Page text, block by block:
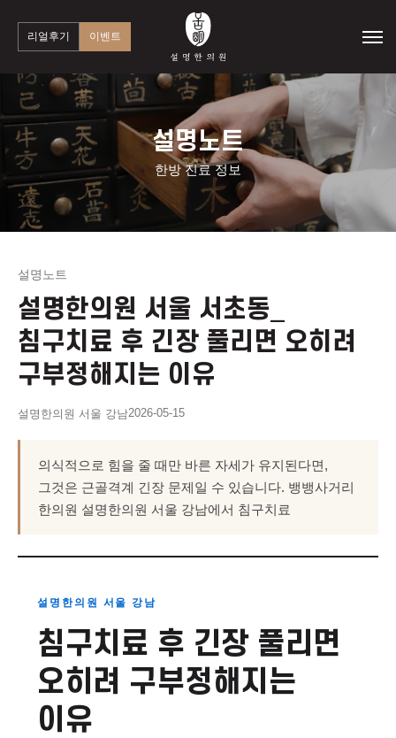
리얼후기 이벤트
설명노트
한방 진료 정보
설명노트
설명한의원 서울 서초동_
침구치료 후 긴장 풀리면 오히려
구부정해지는 이유
설명한의원 서울 강남2026-05-15
의식적으로 힘을 줄 때만 바른 자세가 유지된다면,
그것은 근골격계 긴장 문제일 수 있습니다. 뱅뱅사거리
한의원 설명한의원 서울 강남에서 침구치료
설명한의원 서울 강남
침구치료 후 긴장 풀리면
오히려 구부정해지는
이유